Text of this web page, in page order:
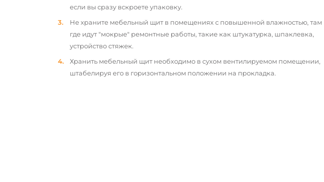
если вы сразу вскроете упаковку.
Не храните мебельный щит в помещениях с повышенной влажностью, там
где идут "мокрые" ремонтные работы, такие как штукатурка, шпаклевка,
устройство стяжек.
Хранить мебельный щит необходимо в сухом вентилируемом помещении,
штабелируя его в горизонтальном положении на прокладка.